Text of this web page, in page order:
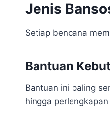
Jenis
Setiap bencana
Bantuan
Bantuan ini paling
hingga